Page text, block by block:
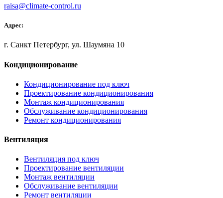
raisa@climate-control.ru
Адрес:
г. Санкт Петербург, ул. Шаумяна 10
Кондиционирование
Кондиционирование под ключ
Проектирование кондиционирования
Монтаж кондиционирования
Обслуживание кондиционирования
Ремонт кондиционирования
Вентиляция
Вентиляция под ключ
Проектирование вентиляции
Монтаж вентиляции
Обслуживание вентиляции
Ремонт вентиляции